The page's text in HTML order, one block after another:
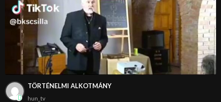
TÖRTÉNELMI ALKOTMÁNY
hun_tv